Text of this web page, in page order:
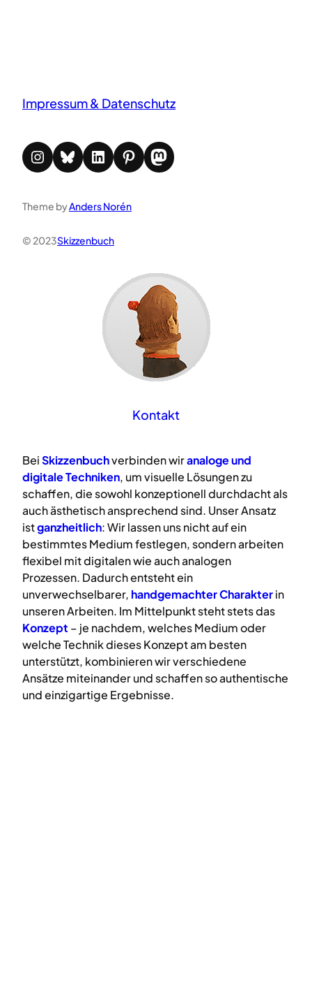
Impressum & Datenschutz
Instagram Bluesky LinkedIn Pinterest Mastodon
Theme byAnders Norén
© 2023Skizzenbuch
Kontakt
BeiSkizzenbuchverbinden wiranalogeund
digitaleTechniken, um visuelle Lösungen zu
schaffen, die sowohl konzeptionell durchdacht als
auch ästhetisch ansprechend sind. Unser Ansatz
istganzheitlich: Wir lassen uns nicht auf ein
bestimmtes Medium festlegen, sondern arbeiten
flexibel mit digitalen wie auch analogen
Prozessen. Dadurch entsteht ein
unverwechselbarer, handgemachter Charakterin
unseren Arbeiten. Im Mittelpunkt steht stets das
Konzept – je nachdem, welches Medium oder
welche Technik dieses Konzept am besten
unterstützt, kombinieren wir verschiedene
Ansätze miteinander und schaffen so authentische
und einzigartige Ergebnisse.